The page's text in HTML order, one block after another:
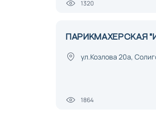
1320
ПАРИКМАХЕРСКАЯ
ул.Козлова 20а,
1864